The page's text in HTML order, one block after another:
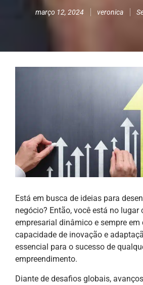
março 12, 2024 veronica
Está em busca de ideias para
negócio? Então, você está no lugar
empresarial dinâmico e sempre em
capacidade de inovação e
essencial para o sucesso de
empreendimento.
Diante de desafios globais,